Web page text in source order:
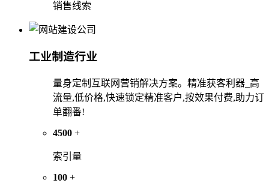
销售线索
工业制造行业
量身定制互联网营销解决方案。精准获客利器_高
流量,低价格,快速锁定精准客户,按效果付费,助力订
单翻番!
4500 +
索引量
100 +